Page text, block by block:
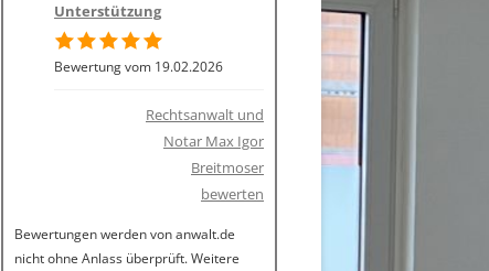
Unterstützung
Bewertung vom 19.02.2026
Rechtsanwalt und
Notar Max Igor
Breitmoser
bewerten
Bewertungen werden von anwalt.de
nicht ohne Anlass überprüft. Weitere